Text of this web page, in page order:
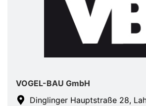
VOGEL-BAU GmbH
Dinglinger Hauptstraße 28,